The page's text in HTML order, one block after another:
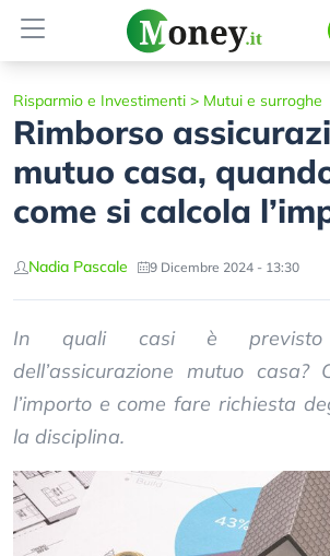
Risparmio e Investimenti > Mutui e surroghe
Rimborso
mutuo casa,
come si calcola
Nadia Pascale 9 Dicembre 2024 - 13:30
In quali casi è
dell’assicurazione mutuo casa?
l’importo e come fare richiesta
la disciplina.